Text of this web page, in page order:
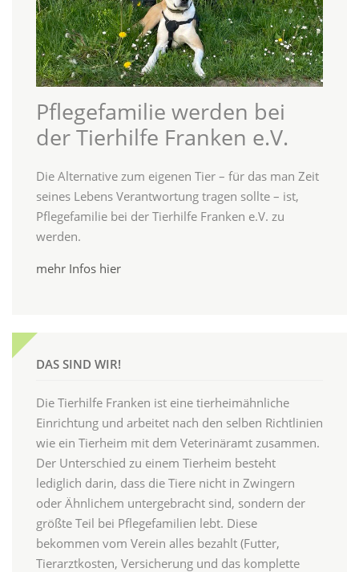
Pflegefamilie werden bei
der Tierhilfe Franken e.V.
Die Alternative zum eigenen Tier – für das man Zeit
seines Lebens Verantwortung tragen sollte – ist,
Pflegefamilie bei der Tierhilfe Franken e.V. zu
werden.
mehr Infos hier
DAS SIND WIR!
Die Tierhilfe Franken ist eine tierheimähnliche
Einrichtung und arbeitet nach den selben Richtlinien
wie ein Tierheim mit dem Veterinäramt zusammen.
Der Unterschied zu einem Tierheim besteht
lediglich darin, dass die Tiere nicht in Zwingern
oder Ähnlichem untergebracht sind, sondern der
größte Teil bei Pflegefamilien lebt. Diese
bekommen vom Verein alles bezahlt (Futter,
Tierarztkosten, Versicherung und das komplette